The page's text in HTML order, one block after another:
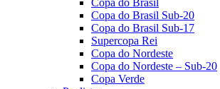
Copa do Brasil Sub-20
Copa do Brasil Sub-17
Supercopa Rei
Copa do Nordeste
Copa do Nordeste – Sub-20
Copa Verde